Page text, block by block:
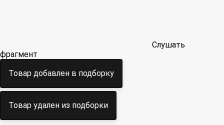
Слушать
фрагмент
Товар добавлен в подборку
Товар удален из подборки